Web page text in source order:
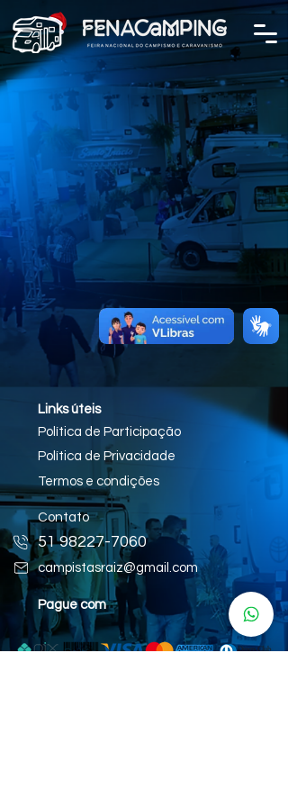
Links úteis
Política de Participação
Política de Privacidade
Termos e condições
Contato
51 98227-7060
campistasraiz@gmail.com
Pague com